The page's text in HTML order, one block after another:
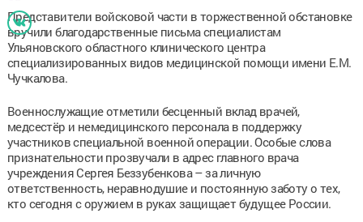
Представители войсковой части в торжественной обстановке
вручили благодарственные письма специалистам
Ульяновского областного клинического центра
специализированных видов медицинской помощи имени Е.М.
Чучкалова.
Военнослужащие отметили бесценный вклад врачей,
медсестёр и немедицинского персонала в поддержку
участников специальной военной операции. Особые слова
признательности прозвучали в адрес главного врача
учреждения Сергея Беззубенкова – за личную
ответственность, неравнодушие и постоянную заботу о тех,
кто сегодня с оружием в руках защищает будущее России.